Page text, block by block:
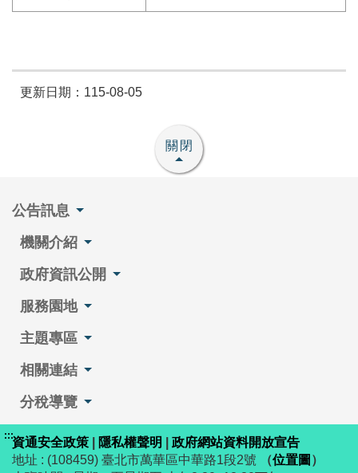
更新日期：115-08-05
關閉
公告訊息
機關介紹
政府資訊公開
服務園地
主題專區
相關連結
分稅導覽
:::資通安全政策 隱私權聲明
政府網站資料開放宣告
地址 : (108459) 臺北市萬華區中華路1段2號
（位置圖 ）